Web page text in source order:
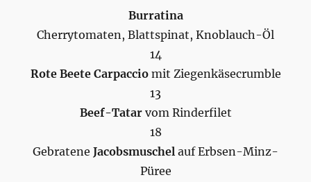
Burratina
Cherrytomaten, Blattspinat, Knoblauch-Öl
14
Rote Beete Carpacciomit Ziegenkäsecrumble
13
Beef-Tatarvom Rinderfilet
18
Gebratene Jacobsmuschel auf Erbsen-Minz-
Püree